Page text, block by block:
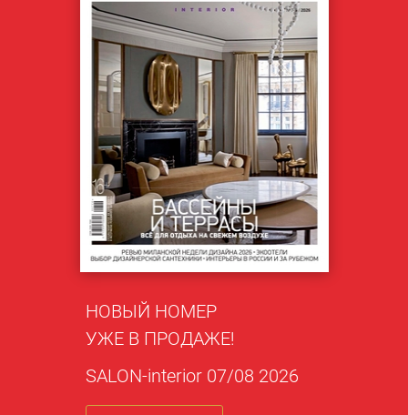
НОВЫЙ НОМЕР
УЖЕ В ПРОДАЖЕ!
SALON-interior 07/08 2026